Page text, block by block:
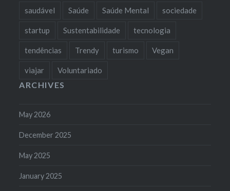
saudável Saúde Saúde Mental sociedade
startup Sustentabilidade tecnologia
tendências Trendy turismo Vegan
viajar Voluntariado
ARCHIVES
May 2026
December 2025
May 2025
January 2025